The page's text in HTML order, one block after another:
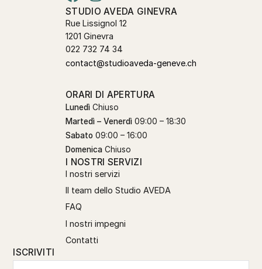
STUDIO AVEDA GINEVRA
Rue Lissignol 12
1201 Ginevra
022 732 74 34
contact@studioaveda-geneve.ch
ORARI DI APERTURA
Lunedì Chiuso
Martedì – Venerdì 09:00 – 18:30
Sabato 09:00 – 16:00
Domenica Chiuso
I NOSTRI SERVIZI
I nostri servizi
Il team dello Studio AVEDA
FAQ
I nostri impegni
Contatti
ISCRIVITI